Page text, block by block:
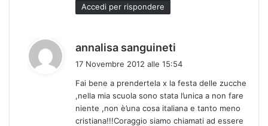
Accedi per rispondere
annalisa sanguineti
e
t
t
17 Novembre 2012 alle 15:54
Fai bene a prendertela x la festa delle zucche
,nella mia scuola sono stata l’unica a non fare
niente ,non è’una cosa italiana e tanto meno
cristiana!!!Coraggio siamo chiamati ad essere